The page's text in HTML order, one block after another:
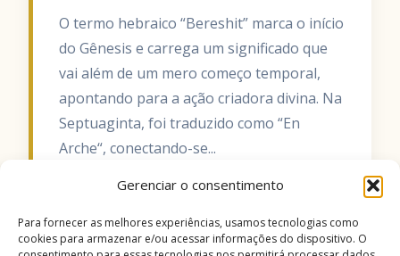
Gerenciar o consentimento
Para fornecer as melhores experiências, usamos tecnologias como
cookies para armazenar e/ou acessar informações do dispositivo. O
O termo hebraico “Bereshit” marca o início
do Gênesis e carrega um significado que
vai além de um mero começo temporal,
apontando para a ação criadora divina. Na
Septuaginta, foi traduzido como “En
Arche“, conectando-se...
CONTINUAR LENDO